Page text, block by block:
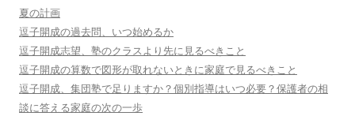
夏の計画
逗子開成の過去問、いつ始めるか
逗子開成志望、塾のクラスより先に見るべきこと
逗子開成の算数で図形が取れないときに家庭で見るべきこと
逗子開成、集団塾で足りますか？個別指導はいつ必要？保護者の相
談に答える家庭の次の一歩